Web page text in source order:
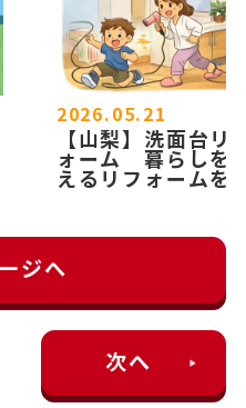
2026.05.21
【山梨】洗面台リ
ォーム 暮らしを
えるリフォームを
ジへ
次へ